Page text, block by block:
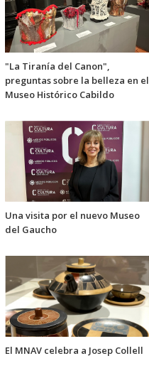
"La Tiranía del Canon",
preguntas sobre la belleza en el
Museo Histórico Cabildo
Una visita por el nuevo Museo
del Gaucho
El MNAV celebra a Josep Collell